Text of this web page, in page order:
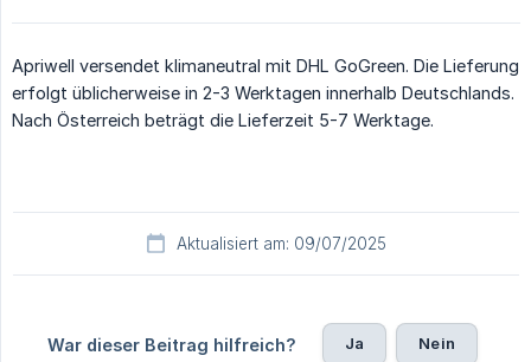
Apriwell versendet klimaneutral mit DHL GoGreen. Die Lieferung
erfolgt üblicherweise in 2-3 Werktagen innerhalb Deutschlands.
Nach Österreich beträgt die Lieferzeit 5-7 Werktage.
Aktualisiert am: 09/07/2025
War dieser Beitrag hilfreich? Ja Nein